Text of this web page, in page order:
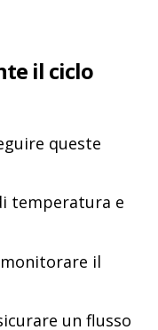
il ciclo
queste
temperatura e
il
un flusso